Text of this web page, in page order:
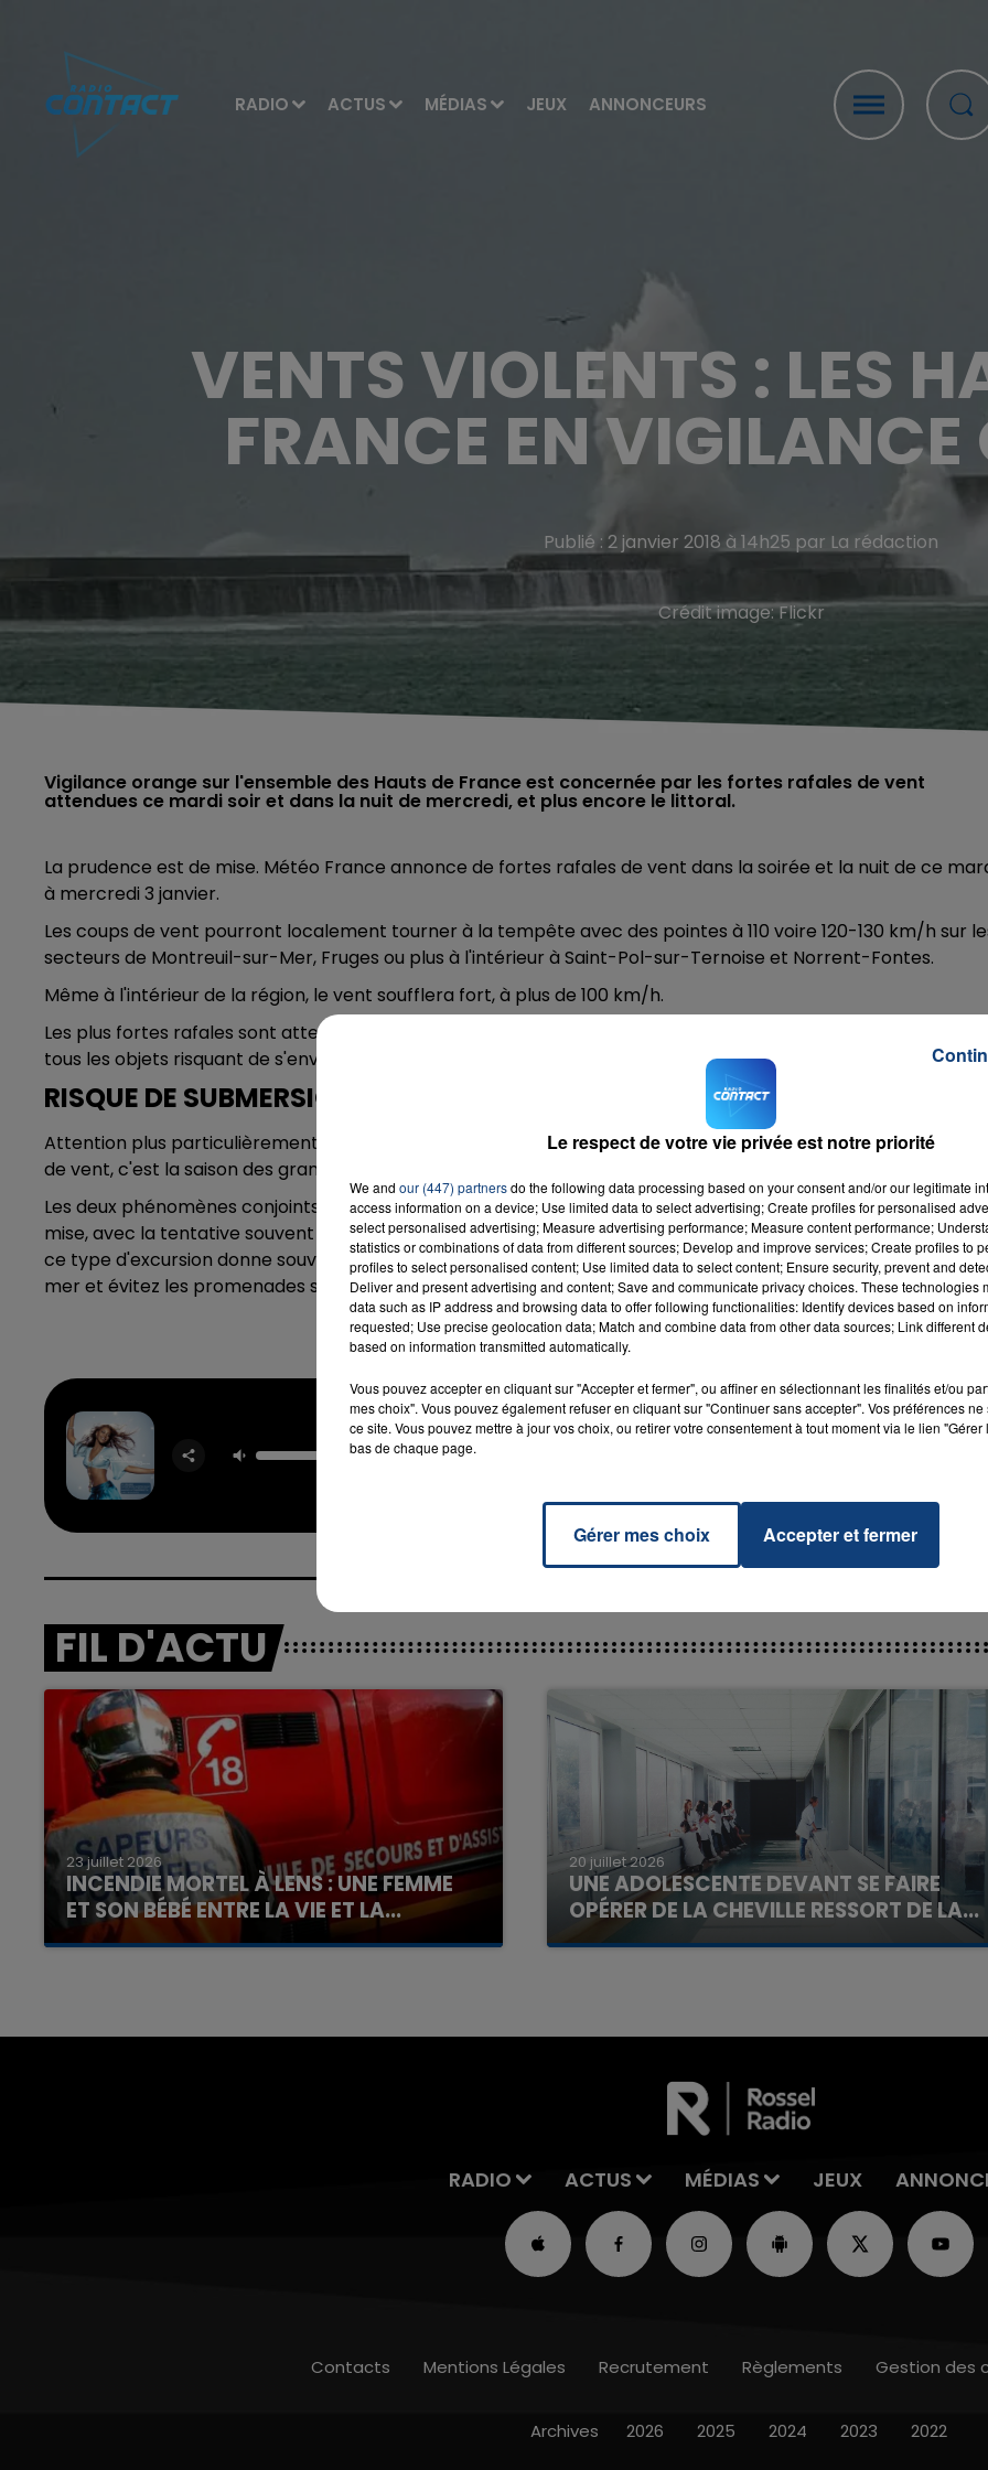
RADIO ACTUS MÉDIAS JEUX ANNONCEURS
VENTS VIOLENTS : LES
FRANCE EN VIGILANCE
Publié : 2 janvier 2018 à 14h25 par La rédaction
Crédit image:Flickr
Vigilance orange sur l'ensemble des Hauts de France est concernée par les fortes rafales de vent
attendues ce mardi soir et dans la nuit de mercredi, et plus encore le littoral.
La prudence est de mise. Météo France annonce de fortes rafales de vent dans la soirée et la nuit de ce
à mercredi 3 janvier.
Les coups de vent pourront localement tourner à la tempête avec des pointes à 110 voire 120-130 km/h sur
secteurs de Montreuil-sur-Mer, Fruges ou plus à l'intérieur à Saint-Pol-sur-Ternoise et Norrent-Fontes.
Même à l'intérieur de la région, le vent soufflera fort, à plus de 100 km/h.
Les plus fortes rafales sont attendues dans la nuit, après minuit, il vaut mieux se montrer prévoyant et rentrer
tous les objets risquant de s'envoler dans la nuit.
RISQUE DE SUBMERSION SUR LE LITTORAL
Attention plus particulièrement sur la côte, de la Côte d'Opale à la Baie de Somme. En plus des fortes rafales
de vent, c'est la saison des grandes marées avec des coefficients de 104 à 106 attendus ce mercredi.
Les deux phénomènes conjoints risquent d'entraîner des submersions du littoral. Là encore la prudence est
mise, avec la tentative souvent grande de se balader en bord de mer pour faire des photos,
ce type d'excursion donne souvent lieu à des accidents, donc le conseil est simple : restez éloignés du bord
mer et évitez les promenades sur les digues ce soir et demain.
Baby Boy
BEYONCE &
FIL D'ACTU
23 juillet 2026
INCENDIE MORTEL À LENS : UNE FEMME
ET SON BÉBÉ ENTRE LA VIE ET LA...
Un homme s'est immolé par le feu après avoir
20 juillet 2026
UNE ADOLESCENTE DEVANT SE FAIRE
OPÉRER DE LA CHEVILLE RESSORT DE LA...
La famille a porté plainte contre la clinique qui a
La Team de l'été
RADIO ACTUS MÉDIAS JEUX
Contacts Mentions Légales Recrutement Règlements Gestion des
Archives 2026 2025 2024 2023 2022
Le respect de votre vie privée est notre priorité
We and our (447) partnersdo the following data processing based on your consent and/or our legitimate
access information on a device; Use limited data to select advertising; Create profiles for personalised
select personalised advertising; Measure advertising performance; Measure content performance;
statistics or combinations of data from different sources; Develop and improve services; Create profiles to
profiles to select personalised content; Use limited data to select content; Ensure security, prevent and
Deliver and present advertising and content; Save and communicate privacy choices. These technologies
data such as IP address and browsing data to offer following functionalities: Identify devices based on
requested; Use precise geolocation data; Match and combine data from other data sources; Link different
based on information transmitted automatically.
Vous pouvez accepter en cliquant sur "Accepter et fermer", ou affiner en sélectionnant les finalités et/ou
mes choix". Vous pouvez également refuser en cliquant sur "Continuer sans accepter". Vos préférences
ce site. Vous pouvez mettre à jour vos choix, ou retirer votre consentement à tout moment via le lien
bas de chaque page.
Gérer mes choix Accepter et fermer